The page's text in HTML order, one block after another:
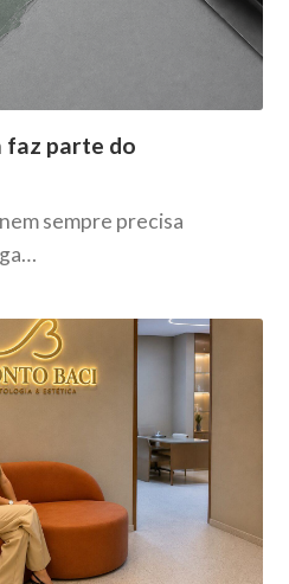
faz parte do
sempre precisa